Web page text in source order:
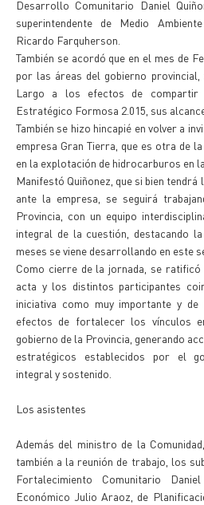
Desarrollo Comunitario Daniel
superintendente de Medio
Ricardo Farquherson.
También se acordó que en el mes de
por las áreas del gobierno
Largo a los efectos de
Estratégico Formosa 2.015, sus
También se hizo hincapié en volver a
empresa Gran Tierra, que es otra de
en la explotación de hidrocarburos en
Manifestó Quiñonez, que si bien
ante la empresa, se seguirá
Provincia, con un equipo
integral de la cuestión, destacando
meses se viene desarrollando en este
Como cierre de la jornada, se
acta y los distintos participantes
iniciativa como muy importante y
efectos de fortalecer los vínculos
gobierno de la Provincia, generando
estratégicos establecidos por el
integral y sostenido.
Los asistentes
Además del ministro de la
también a la reunión de trabajo, los
Fortalecimiento Comunitario
Económico Julio Araoz, de